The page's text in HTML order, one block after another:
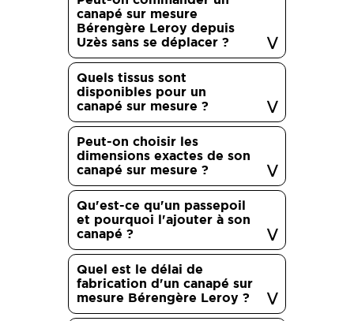
canapé sur mesure
Bérengère Leroy depuis
Uzès sans se déplacer ?
Quels tissus sont
disponibles pour un
canapé sur mesure ?
Peut-on choisir les
dimensions exactes de son
canapé sur mesure ?
Qu'est-ce qu'un passepoil
et pourquoi l'ajouter à son
canapé ?
Quel est le délai de
fabrication d'un canapé sur
mesure Bérengère Leroy ?